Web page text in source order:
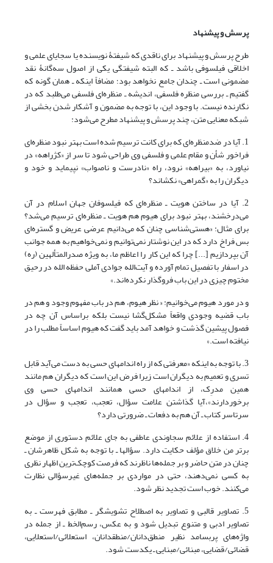
پرسش و پیشنهاد
طرح پرسش و پیشنهاد برای ناقدی که شیفتۀ نویسنده یا سجایای علمی و
اخلاقی فیلسوفی باشد ـ که البته شیفتگی یکی از اصول سه‌گانۀ نقد
مضمونی است ـ چندان جامع نخواهد بود؛ مضافاً اینکه ـ همان گونه که
گفتیم ـ بررسی منظره فلسفی، اندیشه ـ منظره‌ای فلسفی می‌طلبد که در
نگارنده نیست. با وجود این، با توجه به مضمون و آشکار شدن بخشی از
شبکه معنایی متن، چند پرسش و پیشنهاد مطرح می‌شود:
1. آیا در ضدمنظره‌ای که برای کانت ترسیم شده است بهتر نبود منظره‌ای
فراخور شأن و مقام علمی و فلسفی وی طراحی شود تا سر از «کژراهه» در
نیاورد، به «بیراهه» نرود، راه «نادرست و ناصواب» نپیماید و خود و
دیگران را به «گمراهی» نکشاند؟
2. آیا در ساختن هویت ـ منظره‌ای که فیلسوفان جهان اسلام در آن
می‌درخشند، بهتر نبود برای هیوم هم هویت ـ منظره‌ای ترسیم می‌شد؟
برای مثال: «هستی‌شناسی چنان که می‌دانیم عرضی عریض و گستره‌ای
بس فراخ دارد که در این نوشتار نمی‌توانیم و نمی‌خواهیم به همه جوانب
آن بپردازیم [...] چرا که این کار را اعاظم ما، به ویژه صدرالمتألهین (ره)
در اسفار با تفصیل تمام آورده و آیت‌الله جوادی آملی حفظه الله در رحیق
مختوم چیزی در این باب فروگذار نکرده‌اند.»
و در مورد هیوم می‌خوانیم: « نظر هیوم، هم در باب مفهوم وجود و هم در
باب قضیه وجودی واقعاً مشکل‌گشا نیست بلکه براساس آن چه در
فصول پیشین گذشت و خواهد آمد باید گفت که هیوم اساساً مطلب را در
نیافته است.»
3. با توجه به اینکه «معرفتی که از راه اندامهای حسی به دست می‌آید قابل
تسری و تعمیم به دیگران است زیرا فرض این است که دیگران هم مانند
همین مدرِک، از اندامهای حسی همانند اندامهای حسی وی
برخوردارند»،آیا گذاشتن علامت سؤال، تعجب، تعجب و سؤال در
سرتاسر کتاب ـ آن هم به دفعات ـ ضرورتی دارد؟
4. استفاده از علائم سجاوندی عاطفی به جای علائم دستوری از موضع
برتر من خلاق مؤلف حکایت دارد. سؤالها ـ با توجه به شکل ظاهرشان ـ
چنان در متن حاضر و بر جمله‌ها ناظرند که فرصت کوچک‌ترین اظهار نظری
به کسی نمی‌دهند، حتی در مواردی بر جمله‌های غیر‌سؤالی نظارت
می‌کنند. خوب است تجدید نظر شود.
5. تصاویر قالبی و تصاویر به اصطلاح تشویشگر ـ مطابق فهرست ـ به
تصاویر ادبی و متنوع تبدیل شود و به عکس، رسم‌الخط ـ از جمله در
واژ‌ه‌های پربسامد نظیر منطق‌دانان/منطقدانان، استعلائی/استعلایی،
قضائی/قضایی، مبنائی/مبنایی ـ یکدست شود.